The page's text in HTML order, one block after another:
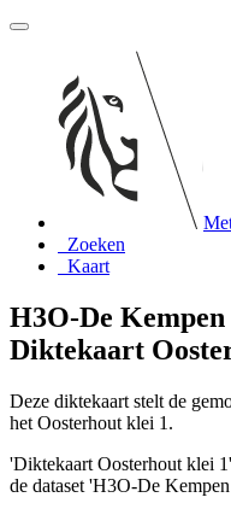
Zoeken
Kaart
H3O-De
Diktekaart
Deze diktekaart stelt de
het Oosterhout klei 1.
'Diktekaart Oosterhout klei
de dataset 'H3O-De